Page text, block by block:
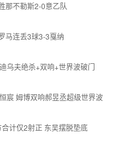
那不勒斯2-0意乙队
马连丢3球3-3戛纳
乌夫绝杀+双响+世界波破门
宸 姆博双响郝昱丞超级世界波
计仅2射正 东吴摆脱垫底